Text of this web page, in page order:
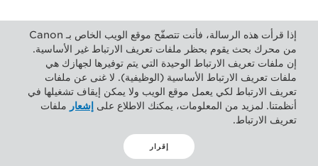
جميع المواصفات عرضة للتغيير دون إخطار
إذا قرأت هذه الرسالة، فأنت تتصفّح موقع الويب الخاص بـ Canon
من محرك بحث يقوم بحظر ملفات تعريف الارتباط غير الأساسية.
إن ملفات تعريف الارتباط الوحيدة التي يتم توفيرها لجهازك هي
ملفات تعريف الارتباط الأساسية (الوظيفية). لا غنى عن ملفات
تعريف الارتباط لكي يعمل موقع الويب ولا يمكن إيقاف تشغيلها في
أنظمتنا. لمزيد من المعلومات، يمكنك الاطلاع على إشعار ملفات
تعريف الارتباط.
إقرار